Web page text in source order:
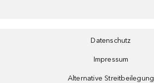
Datenschutz
Impressum
Alternative Streitbeilegung